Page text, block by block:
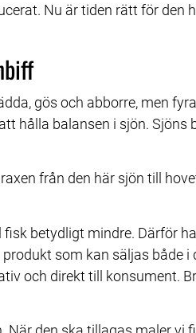
Nu är tiden rätt för den
gös och abborre, men
hålla balansen i sjön. Sjöns
från den här sjön till
betydligt mindre. Därför
som kan säljas både i
och direkt till konsument.